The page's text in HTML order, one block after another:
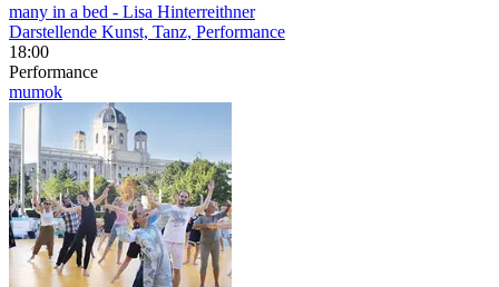
many in a bed - Lisa Hinterreithner
Darstellende Kunst, Tanz, Performance
18:00
Performance
mumok